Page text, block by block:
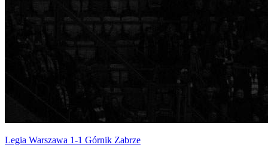
Legia Warszawa 1-1 Górnik Zabrze